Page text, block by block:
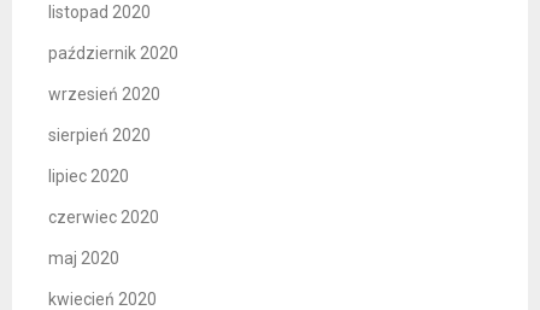
listopad 2020
październik 2020
wrzesień 2020
sierpień 2020
lipiec 2020
czerwiec 2020
maj 2020
kwiecień 2020